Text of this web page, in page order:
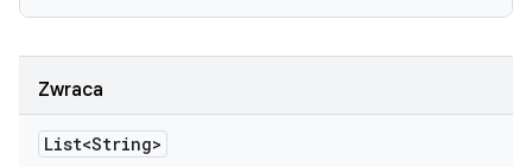
Zwraca
List<String>